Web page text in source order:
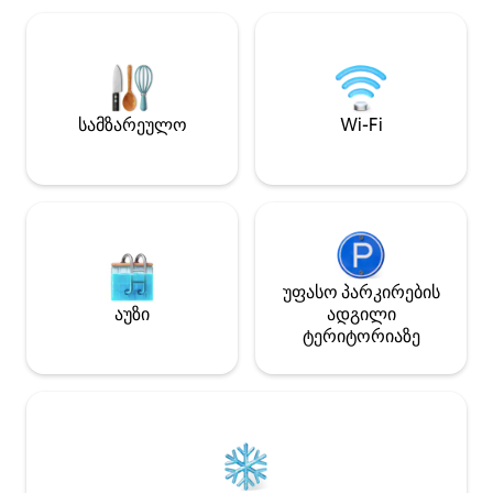
დედოფლის ზომის საწოლით.
Სამზარეულოს ძირითადი
საშუალებები, ტელევიზორი და
სააბაზანო მთლიანად
ადგილას,
სამზარეულო Wi-Fi
აუზი
უფასო პარკირების
ადგილი
ტერიტორიაზე